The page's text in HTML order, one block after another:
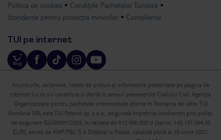
Politica de cookies
Condițiile Pachetelor Turistice
Standarde pentru protecția minorilor
Compliance
TUI pe internet
Anunțurile, reclamele, listele de prețuri și informațiile prezentate pe pagina de
internet tui.ro nu constituie o ofertă în sensul prevederilor Codului Civil. Agenția
Organizatoare pentru pachetele intermediate oferite în România de către TUI
România SRL este TUI Poland sp. z.o.o., asigurată împotriva insolvenței prin polița
de asigurare GU/00001/2026, în valoare de 612 000 000 zl (aprox. 145.157.064,05
EUR), emisă de AWP P&C S.A Oddzial w Polsce, valabilă până la 30 iunie 2027.